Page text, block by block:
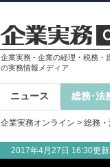
企業実務 - 企業の経理・税務・
の実務情報メディア
ニュース 総務･法
企業実務オンライン > 総務・
2017年4月27日 16:30更新